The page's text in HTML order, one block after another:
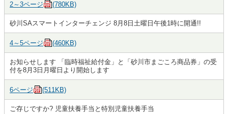
2～3ページ (780KB)
砂川SAスマートインターチェンジ 8月8日土曜日午後1時に開通!!
4～5ページ (460KB)
お知らせします 「臨時福祉給付金」と「砂川市まごころ商品券」の受
付を8月3日月曜日より開始します
6ページ (511KB)
ご存じですか? 児童扶養手当と特別児童扶養手当